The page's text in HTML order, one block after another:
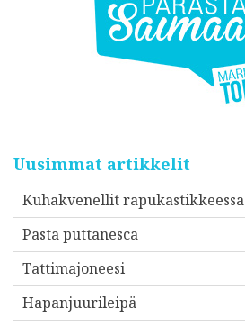
Uusimmat artikkelit
Kuhakvenellit rapukastikkeessa
Pasta puttanesca
Tattimajoneesi
Hapanjuurileipä